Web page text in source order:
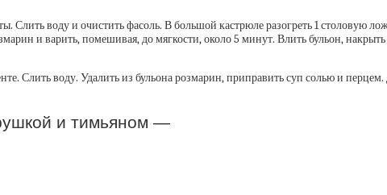
воду и очистить фасоль. В большой кастрюле разогреть 1 столовую
и варить, помешивая, до мягкости, около 5 минут. Влить бульон,
Слить воду. Удалить из бульона розмарин, приправить суп солью и перцем.
и тимьяном —